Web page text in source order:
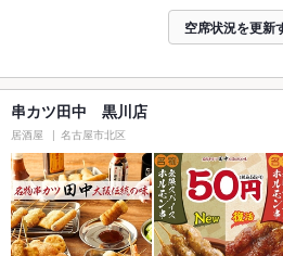
空席状況を更新
串カツ田中 黒川店
居酒屋 名古屋市北区